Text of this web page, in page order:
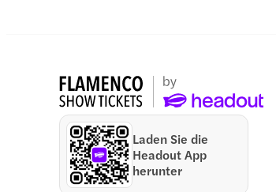
Laden Sie die
Headout App
herunter